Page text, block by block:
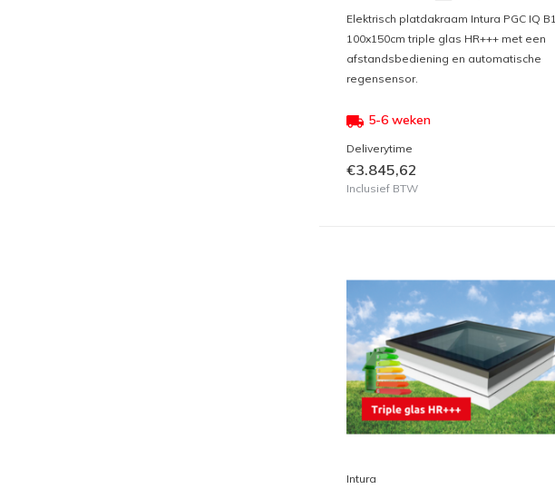
Elektrisch platdakraam Intura PGC IQ B1
100x150cm triple glas HR+++ met een
afstandsbediening en automatische
regensensor.
5-6 weken
Deliverytime
€3.845,62
Inclusief BTW
Intura